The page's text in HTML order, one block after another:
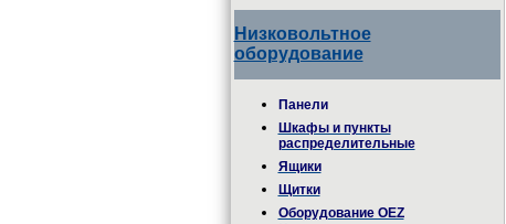
Низковольтное
оборудование
Панели
Шкафы и пункты
распределительные
Ящики
Щитки
Оборудование OEZ